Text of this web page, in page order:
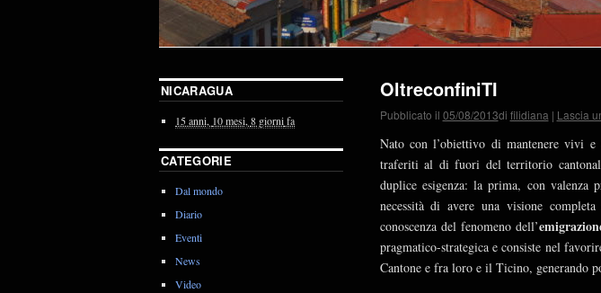
OltreconfiniTI
Pubblicato il 05/08/2013di filidiana | Lascia
Nato con l’obiettivo di mantenere vivi
traferiti al di fuori del territorio
duplice esigenza: la prima, con valenza
necessità di avere una visione
conoscenza del fenomeno dell’
pragmatico-strategica e consiste nel
Cantone e fra loro e il Ticino, generando
NICARAGUA
15 anni, 10 mesi,8 giornifa
CATEGORIE
Dal mondo
Diario
Eventi
News
Video